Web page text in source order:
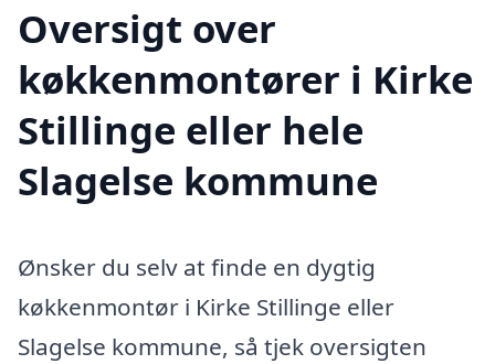
Oversigt over
køkkenmontører i Kirke
Stillinge eller hele
Slagelse kommune
Ønsker du selv at finde en dygtig
køkkenmontør i Kirke Stillinge eller
Slagelse kommune, så tjek oversigten